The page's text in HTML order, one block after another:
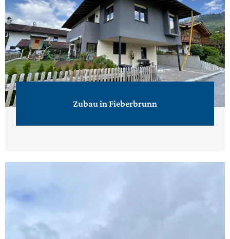
Zubau in Fieberbrunn